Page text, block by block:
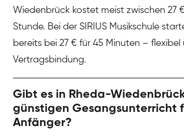
Wiedenbrück kostet meist zwischen 27
Stunde. Bei der SIRIUS Musikschule
bereits bei 27 € für 45 Minuten –
Vertragsbindung.
Gibt es in Rheda-
günstigen Gesangsunterricht
Anfänger?